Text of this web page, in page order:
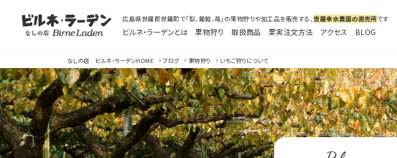
広島県世羅郡世羅町で「梨、葡萄、苺」の果物狩りや加工品を販売する、世羅幸水農園の直売所です
ビルネ・ラーデンとは 果物狩り 取扱商品 果実注文方法 アクセス BLOG
なしの店 ビルネ・ラーデンHOME ブログ 果物狩り いちご狩りについて